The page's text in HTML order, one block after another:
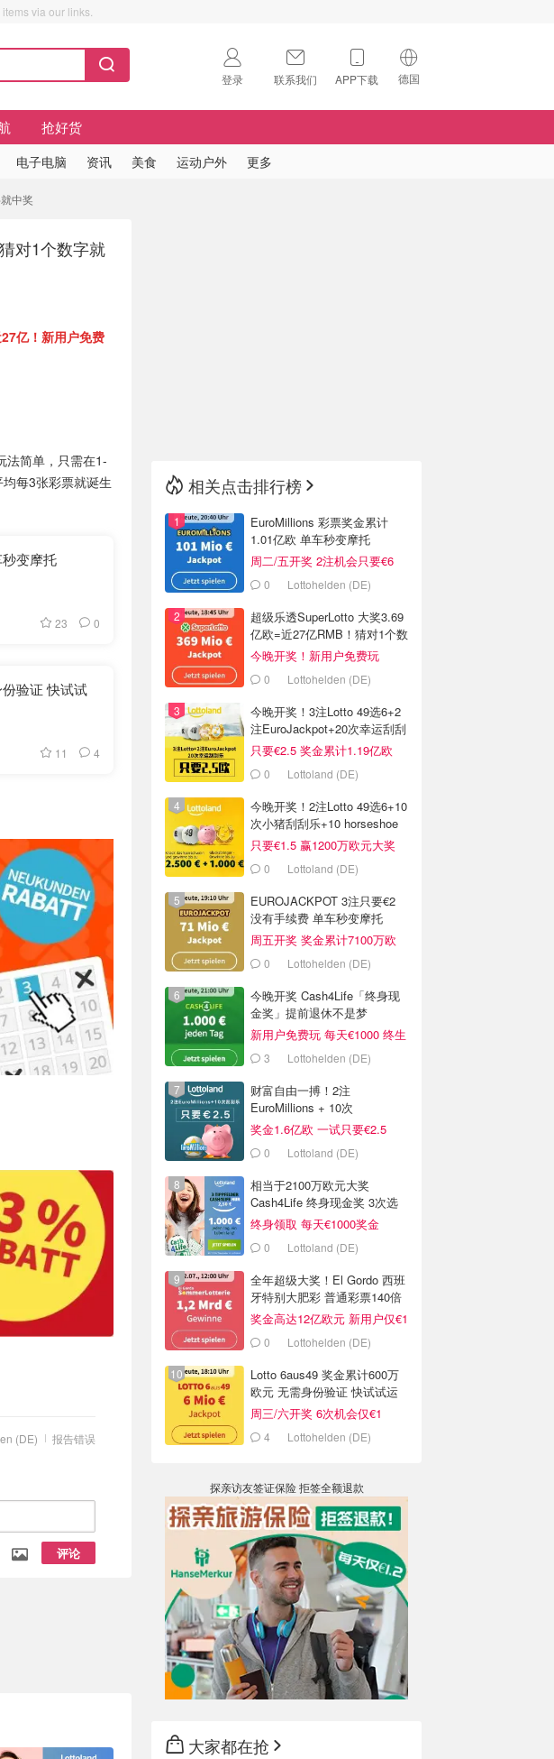
via our links.
登录 联系我们 APP下载 德国
🇺🇸
抢好货
电子电脑 资讯 美食 运动户外 更多
中奖
对1个数字就
亿！新用户免费
法简单，只需在1-
每3张彩票就诞生
变摩托
23 0
验证 快试试
11 4
报告错误
(DE)
评论
相关点击排行榜
EuroMillions 彩票奖金累计
1.01亿欧 单车秒变摩托
周二/五开奖 2注机会只要€6
0 Lottohelden (DE)
超级乐透SuperLotto 大奖3.69
亿欧=近27亿RMB！猜对1个数
字就中奖
今晚开奖！新用户免费玩
0 Lottohelden (DE)
今晚开奖！3注Lotto 49选6+2
注EuroJackpot+20次幸运刮刮
乐
只要€2.5 奖金累计1.19亿欧
0 Lottoland (DE)
今晚开奖！2注Lotto 49选6+10
次小猪刮刮乐+10 horseshoe
只要€1.5 赢1200万欧元大奖
0 Lottoland (DE)
EUROJACKPOT 3注只要€2
没有手续费 单车秒变摩托
周五开奖 奖金累计7100万欧
0 Lottohelden (DE)
今晚开奖 Cash4Life「终身现
金奖」提前退休不是梦
新用户免费玩 每天€1000 终生
领取3 Lottohelden (DE)
财富自由一搏！2注
EuroMillions + 10次
PiggyBank 刮刮乐
奖金1.6亿欧 一试只要€2.5
0 Lottoland (DE)
相当于2100万欧元大奖
Cash4Life 终身现金奖 3次选
号仅€2.5
终身领取 每天€1000奖金
0 Lottoland (DE)
全年超级大奖！El Gordo 西班
牙特别大肥彩 普通彩票140倍
中奖率
奖金高达12亿欧元 新用户仅€1
试试0 Lottohelden (DE)
Lotto 6aus49 奖金累计600万
欧元 无需身份验证 快试试运
气
周三/六开奖 6次机会仅€1
4 Lottohelden (DE)
探亲访友签证保险 拒签全额退款
大家都在抢